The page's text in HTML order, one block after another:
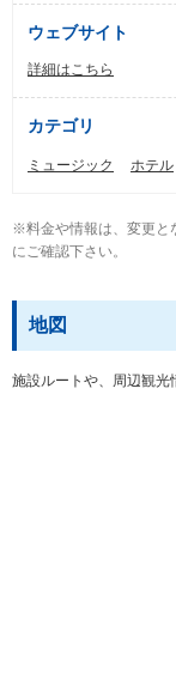
ウェブサイト
詳細はこちら
カテゴリ
ミュージック ホテル
※料金や情報は、変更と
にご確認下さい。
地図
施設ルートや、周辺観光